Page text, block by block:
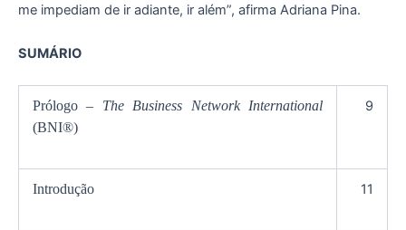
me impediam de ir adiante, ir além”, afirma Adriana Pina.
SUMÁRIO
Prólogo – The Business Network International
(BNI®)
9
Introdução 11